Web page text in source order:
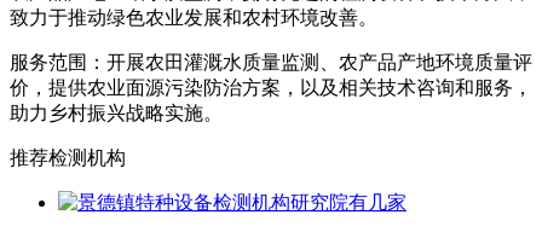
致力于推动绿色农业发展和农村环境改善。
服务范围：开展农田灌溉水质量监测、农产品产地环境质量评
价，提供农业面源污染防治方案，以及相关技术咨询和服务，
助力乡村振兴战略实施。
推荐检测机构